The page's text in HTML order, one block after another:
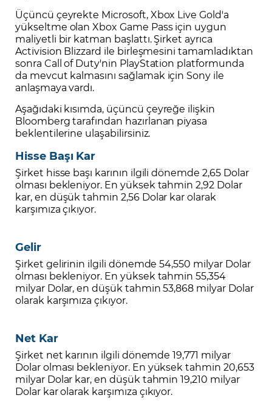
Üçüncü çeyrekte Microsoft, Xbox Live Gold'a
yükseltme olan Xbox Game Pass için uygun
maliyetli bir katman başlattı. Şirket ayrıca
Activision Blizzard ile birleşmesini tamamladıktan
sonra Call of Duty'nin PlayStation platformunda
da mevcut kalmasını sağlamak için Sony ile
anlaşmaya vardı.
Aşağıdaki kısımda, üçüncü çeyreğe ilişkin
Bloomberg tarafından hazırlanan piyasa
beklentilerine ulaşabilirsiniz.
Hisse Başı Kar
Şirket hisse başı karının ilgili dönemde 2,65 Dolar
olması bekleniyor. En yüksek tahmin 2,92 Dolar
kar, en düşük tahmin 2,56 Dolar kar olarak
karşımıza çıkıyor.
Gelir
Şirket gelirinin ilgili dönemde 54,550 milyar Dolar
olması bekleniyor. En yüksek tahmin 55,354
milyar Dolar, en düşük tahmin 53,868 milyar Dolar
olarak karşımıza çıkıyor.
Net Kar
Şirket net karının ilgili dönemde 19,771 milyar
Dolar olması bekleniyor. En yüksek tahmin 20,653
milyar Dolar kar, en düşük tahmin 19,210 milyar
Dolar kar olarak karşımıza çıkıyor.